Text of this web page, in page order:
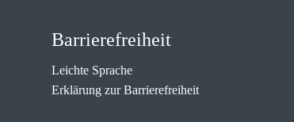
Barrierefreiheit
Leichte Sprache
Erklärung zur Barrierefreiheit